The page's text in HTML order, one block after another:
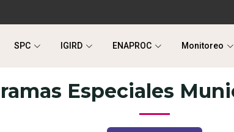
SPC IGIRD ENAPROC Monitoreo
Especiales